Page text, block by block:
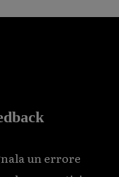
un errore